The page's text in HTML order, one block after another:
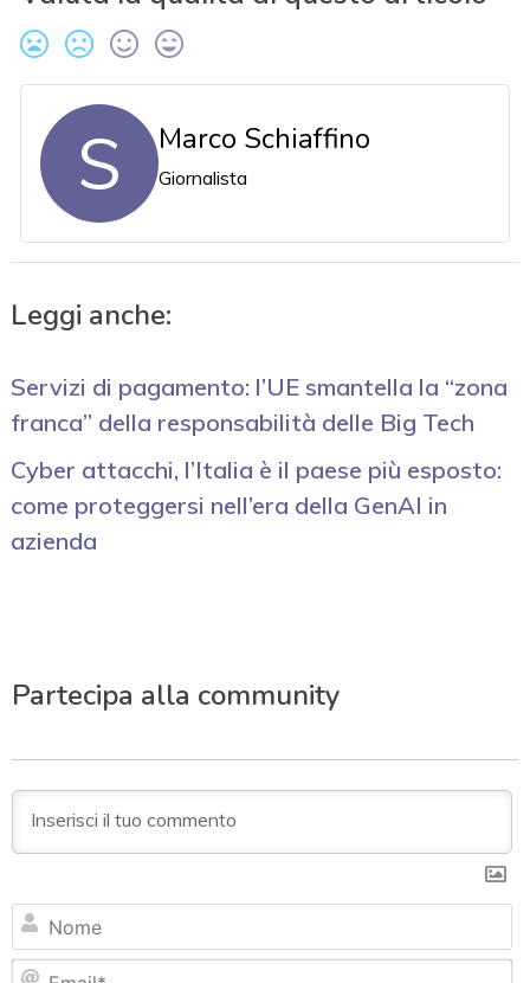
S Marco Schiaffino
Giornalista
Leggi anche:
Servizi di pagamento: l’UE smantella la “zona
franca” della responsabilità delle Big Tech
Cyber attacchi, l’Italia è il paese più esposto:
come proteggersi nell’era della GenAI in
azienda
Partecipa alla community